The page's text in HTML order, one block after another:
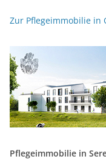
Zur Pflegeimmobilie in
Pflegeimmobilie in